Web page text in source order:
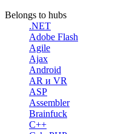
Belongs to hubs
.NET
Adobe Flash
Agile
Ajax
Android
AR и VR
ASP
Assembler
Brainfuck
C++